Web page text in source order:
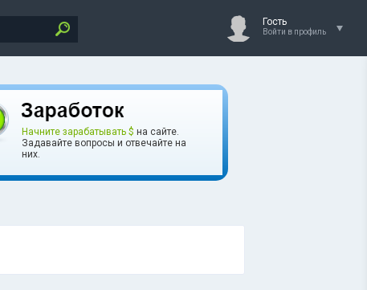
Гость
Войти в профиль
Начните зарабатывать $ на сайте.
Задавайте вопросы и отвечайте на
них.